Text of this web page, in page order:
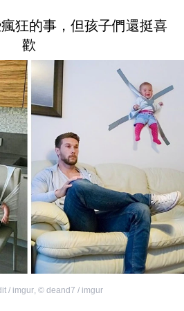
狂的事，但孩子們還挺喜
歡
/ imgur, © deand7 / imgur